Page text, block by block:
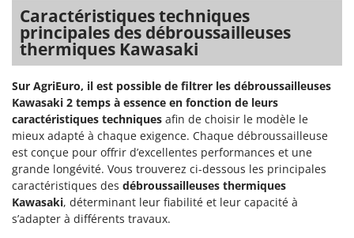
Caractéristiques techniques
principales des débroussailleuses
thermiques Kawasaki
Sur AgriEuro, il est possible de filtrer les débroussailleuses
Kawasaki 2 temps à essence en fonction de leurs
caractéristiques techniques afin de choisir le modèle le
mieux adapté à chaque exigence. Chaque débroussailleuse
est conçue pour offrir d’excellentes performances et une
grande longévité. Vous trouverez ci-dessous les principales
caractéristiques des débroussailleuses thermiques
Kawasaki, déterminant leur fiabilité et leur capacité à
s’adapter à différents travaux.